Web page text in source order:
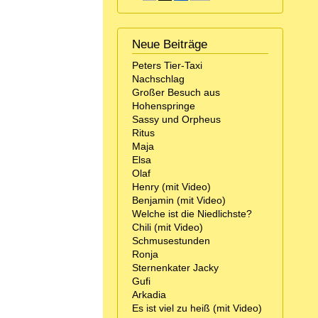
Neue Beiträge
Peters Tier-Taxi
Nachschlag
Großer Besuch aus
Hohenspringe
Sassy und Orpheus
Ritus
Maja
Elsa
Olaf
Henry (mit Video)
Benjamin (mit Video)
Welche ist die Niedlichste?
Chili (mit Video)
Schmusestunden
Ronja
Sternenkater Jacky
Gufi
Arkadia
Es ist viel zu heiß (mit Video)